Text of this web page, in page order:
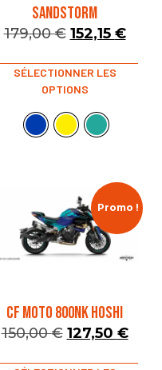
SANDSTORM
179,00€ 152,15 €
SÉLECTIONNER LES
OPTIONS
Promo !
CF MOTO 800NK HOSHI
150,00€ 127,50 €